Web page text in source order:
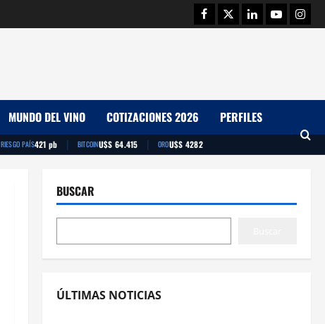
Facebook
TwitterLinkedinYoutube
MUNDO DEL VINO COTIZACIONES 2026 PERFILES
RIESGO PAÍS421 pb | BITCOINU$S 64.415 | OROU$S 4282
BUSCAR
ÚLTIMAS NOTICIAS